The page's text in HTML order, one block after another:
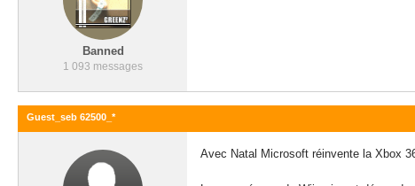
Banned
1 093 messages
Guest_seb 62500_*
Avec Natal Microsoft réinvente la Xbox